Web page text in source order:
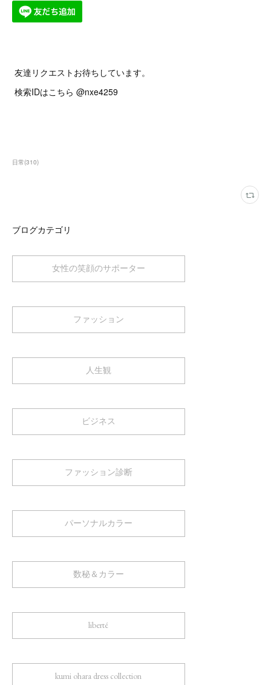
友達リクエストお待ちしています。
検索IDはこちら @nxe4259
日常(310)
ブログカテゴリ
女性の笑顔のサポーター
ファッション
人生観
ビジネス
ファッション診断
パーソナルカラー
数秘＆カラー
liberté
kumi ohara dress collection